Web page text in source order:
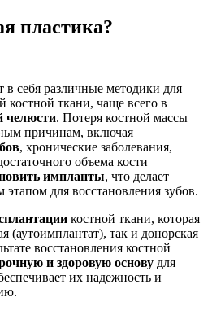
пластика?
в себя различные методики для
костной ткани, чаще всего в
челюсти. Потеря костной массы
причинам, включая
, хронические заболевания,
объема кости
импланты, что делает
для восстановления зубов.
костной ткани, которая
(аутоимплантат), так и донорская
восстановления костной
и здоровую основу для
их надежность и